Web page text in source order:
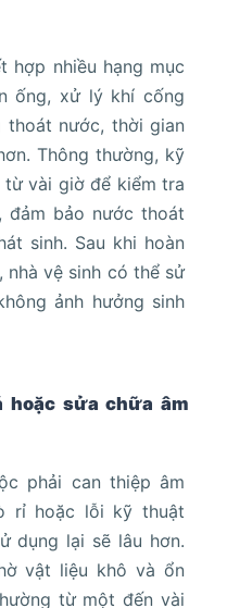
hợp nhiều hạng mục
ống, xử lý khí cống
thoát nước, thời gian
Thông thường, kỹ
vài giờ để kiểm tra
đảm bảo nước thoát
sinh. Sau khi hoàn
vệ sinh có thể sử
ảnh hưởng sinh
hoặc sửa chữa âm
phải can thiệp âm
rỉ hoặc lỗi kỹ thuật
dụng lại sẽ lâu hơn.
vật liệu khô và ổn
từ một đến vài